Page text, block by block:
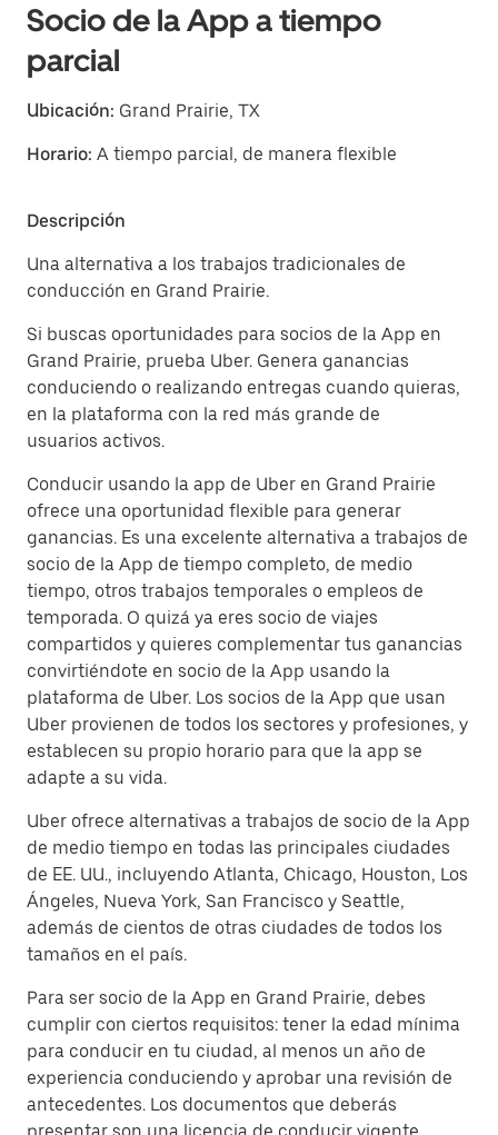
Socio de la App a tiempo
parcial
Ubicación: Grand Prairie, TX
Horario: A tiempo parcial, de manera flexible
Descripción
Una alternativa a los trabajos tradicionales de
conducción en Grand Prairie.
Si buscas oportunidades para socios de la App en
Grand Prairie, prueba Uber. Genera ganancias
conduciendo o realizando entregas cuando quieras,
en la plataforma con la red más grande de
usuarios activos.
Conducir usando la app de Uber en Grand Prairie
ofrece una oportunidad flexible para generar
ganancias. Es una excelente alternativa a trabajos de
socio de la App de tiempo completo, de medio
tiempo, otros trabajos temporales o empleos de
temporada. O quizá ya eres socio de viajes
compartidos y quieres complementar tus ganancias
convirtiéndote en socio de la App usando la
plataforma de Uber. Los socios de la App que usan
Uber provienen de todos los sectores y profesiones, y
establecen su propio horario para que la app se
adapte a su vida.
Uber ofrece alternativas a trabajos de socio de la App
de medio tiempo en todas las principales ciudades
de EE. UU., incluyendo Atlanta, Chicago, Houston, Los
Ángeles, Nueva York, San Francisco y Seattle,
además de cientos de otras ciudades de todos los
tamaños en el país.
Para ser socio de la App en Grand Prairie, debes
cumplir con ciertos requisitos: tener la edad mínima
para conducir en tu ciudad, al menos un año de
experiencia conduciendo y aprobar una revisión de
antecedentes. Los documentos que deberás